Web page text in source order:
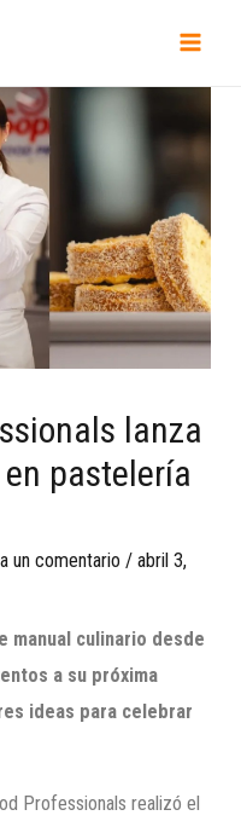
lanza
pastelería
un comentario /abril 3,
manual culinario desde
a su próxima
ideas para celebrar
Professionals realizó el